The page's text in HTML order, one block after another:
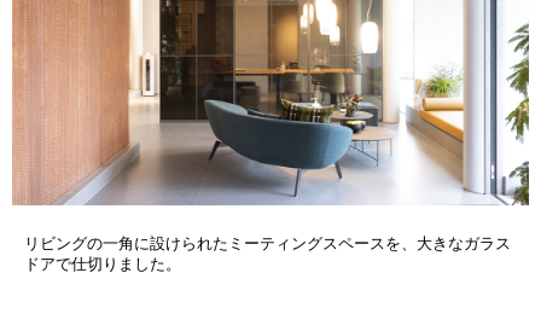
リビングの一角に設けられたミーティングスペースを、大きなガラス
ドアで仕切りました。